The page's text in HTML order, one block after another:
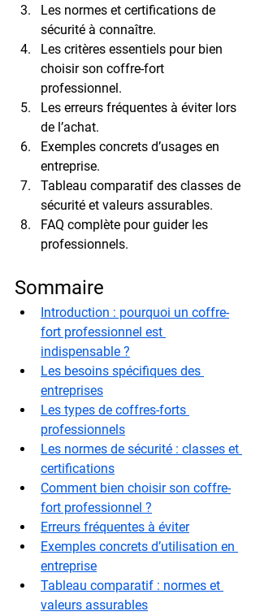
Les normes et certifications de
sécurité à connaître.
Les critères essentiels pour bien
choisir son coffre-fort
professionnel.
Les erreurs fréquentes à éviter lors
de l’achat.
Exemples concrets d’usages en
entreprise.
Tableau comparatif des classes de
sécurité et valeurs assurables.
FAQ complète pour guider les
professionnels.
Sommaire
Introduction : pourquoi un coffre-
fort professionnel est
indispensable ?
Les besoins spécifiques des
entreprises
Les types de coffres-forts
professionnels
Les normes de sécurité : classes et
certifications
Comment bien choisir son coffre-
fort professionnel ?
Erreurs fréquentes à éviter
Exemples concrets d’utilisation en
entreprise
Tableau comparatif : normes et
valeurs assurables